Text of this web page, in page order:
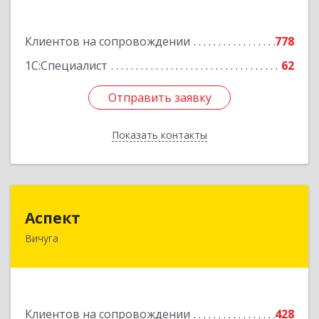
Клиентов на сопровождении
778
1С:Специалист
62
Отправить заявку
Показать контакты
Отправить заявку
Назад
Аспект
Вичуга
Клиентов на сопровождении
428
155331, Ивановская обл, Вичугский р-н, Вичуга